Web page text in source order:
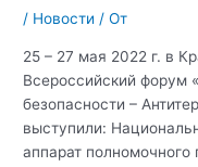
/ Новости / От
25 – 27 мая 2022 г. в
Всероссийский форум
безопасности –
выступили:
аппарат полномочного